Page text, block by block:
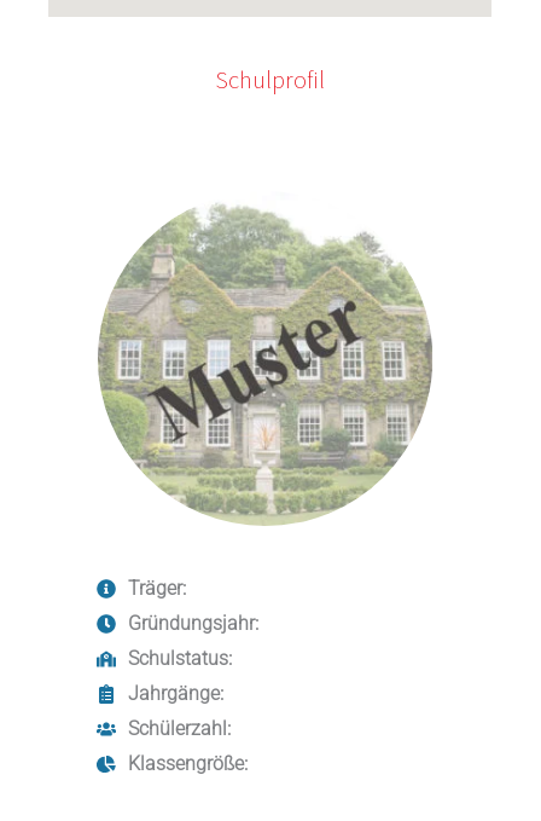
Schulprofil
Träger:
Gründungsjahr:
Schulstatus:
Jahrgänge:
Schülerzahl:
Klassengröße: